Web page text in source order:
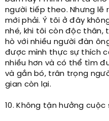
người tiếp theo. Nhưng lẽ
mới phải. Ý tôi ở đây
nhé, khi tôi còn độc thân,
hò với nhiều người đàn
được mình thực sự thích
nhiều hơn và có thể tìm
và gắn bó, trân trọng
gian còn lại.
10. Không tận hưởng cuộc